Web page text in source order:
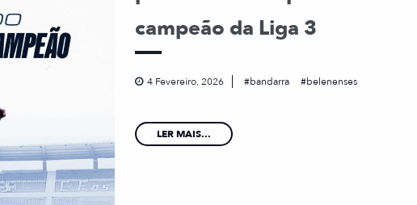
campeão da Liga 3
4 Fevereiro, 2026 bandarra belenenses
LER MAIS...